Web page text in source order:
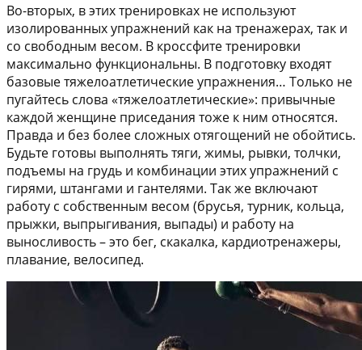
Во-вторых, в этих тренировках не используют
изолированных упражнений как на тренажерах, так и
со свободным весом. В кроссфите тренировки
максимально функциональны. В подготовку входят
базовые тяжелоатлетические упражнения… Только не
пугайтесь слова «тяжелоатлетические»: привычные
каждой женщине приседания тоже к ним относятся.
Правда и без более сложных отягощений не обойтись.
Будьте готовы выполнять тяги, жимы, рывки, толчки,
подъемы на грудь и комбинации этих упражнений с
гирями, штангами и гантелями. Так же включают
работу с собственным весом (брусья, турник, кольца,
прыжки, выпрыгивания, выпады) и работу на
выносливость – это бег, скакалка, кардиотренажеры,
плавание, велосипед.